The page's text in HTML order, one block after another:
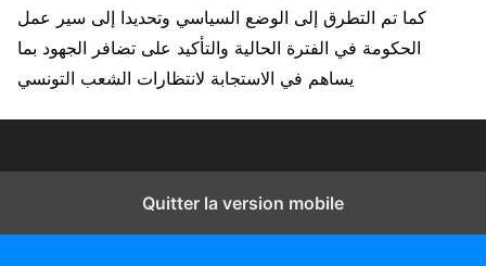
كما تم التطرق إلى الوضع السياسي وتحديدا إلى سير عمل
الحكومة في الفترة الحالية والتأكيد على تضافر الجهود بما
يساهم في الاستجابة لانتظارات الشعب التونسي
Quitter la version mobile